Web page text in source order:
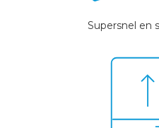
Supersnel en